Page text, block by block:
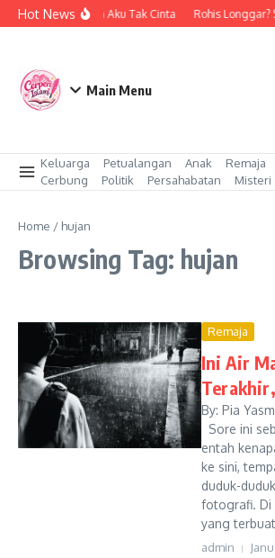
Skip to content
Hot NewsBukan Aku Tak Cinta Rohis Longgar?
Main Menu
Keluarga Petualangan Anak
Remaja
Cerbung
Politik Persahabatan Misteri
Home / hujan
Browsing Tag: hujan
Remaja
Ini Air
By: Pia
Sore ini
entah
ke sini,
duduk-
fotografi. Di
yang
admin